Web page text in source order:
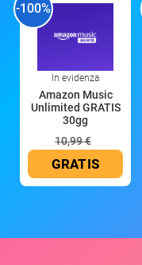
-100%
In evidenza
Amazon Music
Unlimited GRATIS
30gg
10,99 €
GRATIS